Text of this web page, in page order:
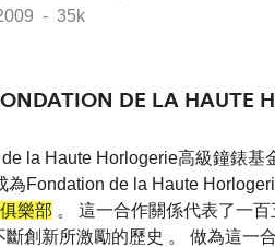
- 35k
DE LA HAUTE
la Haute Horlogerie高級鐘錶基
為Fondation de la Haute
樂部 。 這一合作關係代表了一
創新所激勵的歷史 。 做為這一